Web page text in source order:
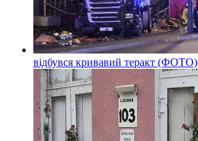
відбувся кривавий теракт (ФОТО)